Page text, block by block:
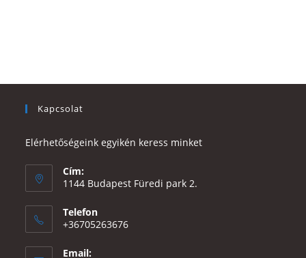
Kapcsolat
Elérhetőségeink egyikén keress minket
Cím:
1144 Budapest Füredi park 2.
Telefon
+36705263676
Email: